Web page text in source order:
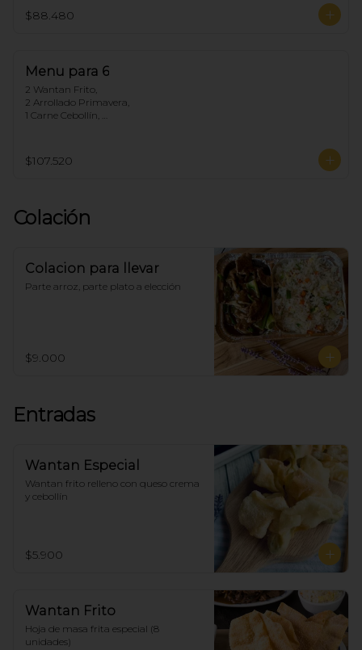
1 Arrollado de Marisco,
1 Pollo Cebollín,
$88.480
Menu para 6
2 Wantan Frito,
2 Arrollado Primavera,
1 Carne Cebollín,
1 Chapsui Especial,
1 Arrollado de Marisco,
$107.520
Colación
Colacion para llevar
Parte arroz, parte plato a elección
$9.000
Entradas
Wantan Especial
Wantan frito relleno con queso crema
y cebollín
$5.900
Wantan Frito
Hoja de masa frita especial (8
unidades)